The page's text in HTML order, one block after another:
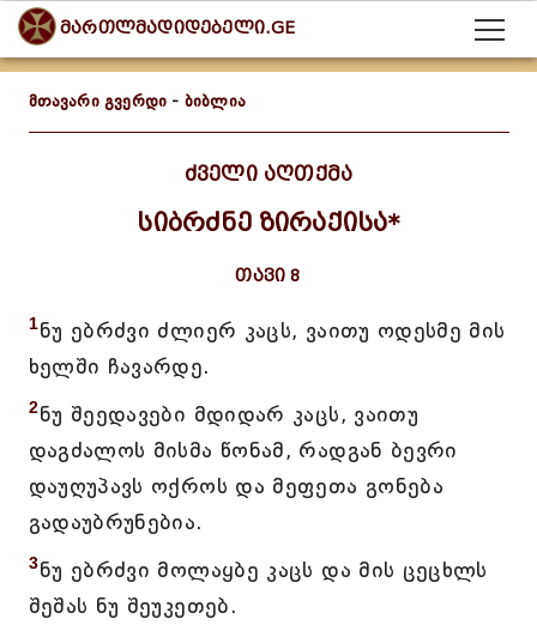
მართლმადიდებელი.GE
მთავარი გვერდი - ბიბლია
ძველი აღთქმა
სიბრძნე ზირაქისა*
თავი 8
1ნუ ებრძვი ძლიერ კაცს, ვაითუ ოდესმე მის
ხელში ჩავარდე.
2ნუ შეედავები მდიდარ კაცს, ვაითუ
დაგძალოს მისმა წონამ, რადგან ბევრი
დაუღუპავს ოქროს და მეფეთა გონება
გადაუბრუნებია.
3ნუ ებრძვი მოლაყბე კაცს და მის ცეცხლს
შეშას ნუ შეუკეთებ.